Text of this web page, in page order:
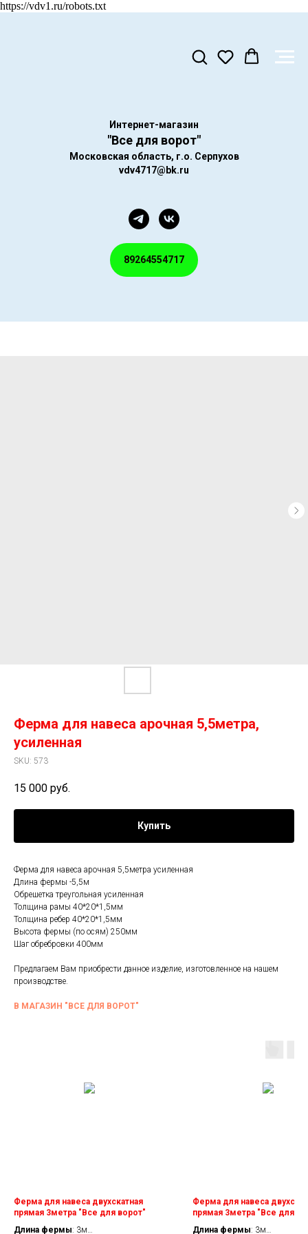
https://vdv1.ru/robots.txt
Интернет-магазин
"Все для ворот"
Московская область, г.о. Серпухов
vdv4717@bk.ru
89264554717
Ферма для навеса арочная 5,5метра,
усиленная
SKU: 573
15 000 руб.
Купить
Ферма для навеса арочная 5,5метра усиленная
Длина фермы -5,5м
Обрешетка треугольная усиленная
Толщина рамы 40*20*1,5мм
Толщина ребер 40*20*1,5мм
Высота фермы (по осям) 250мм
Шаг обребровки 400мм
Предлагаем Вам приобрести данное изделие, изготовленное на нашем
производстве.
В МАГАЗИН "ВСЕ ДЛЯ ВОРОТ"
Ферма для навеса двухскатная
прямая 3метра "Все для ворот"
Длина фермы: 3м
Ферма для навеса
прямая 3метра "Все для
кронштейнами
Длина фермы: 3м